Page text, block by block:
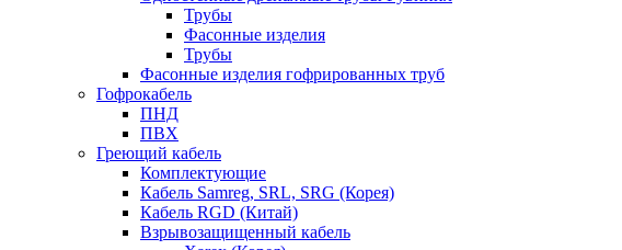
Трубы
Фасонные изделия
Трубы
Фасонные изделия гофрированных труб
Гофрокабель
ПНД
ПВХ
Греющий кабель
Комплектующие
Кабель Samreg, SRL, SRG (Корея)
Кабель RGD (Китай)
Взрывозащищенный кабель